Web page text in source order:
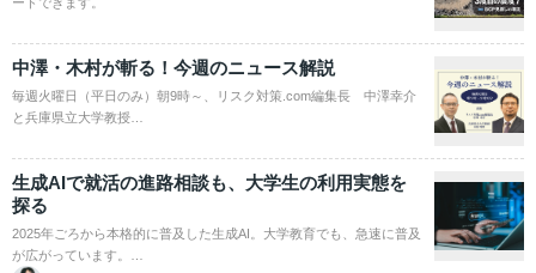
中澤・木村が斬る！今週のニュース解説
毎週火曜日（平日のみ）朝9時～、リスク対策.com編集長 中澤幸介
と兵庫県立大学教授…
生成AIで就活の進路相談も、大学生の利用実態を
探る
2025年ごろから本格的に普及した生成AI。大学教育でも、急速に普及
が広がっています。…